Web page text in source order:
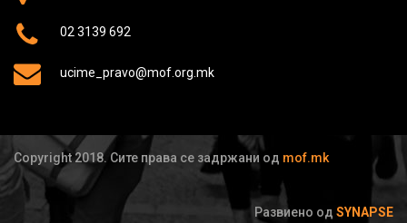
02 3139 692
ucime_pravo@mof.org.mk
Copyright 2018. Сите права се задржани од mof.mk
Развиено од SYNAPSE